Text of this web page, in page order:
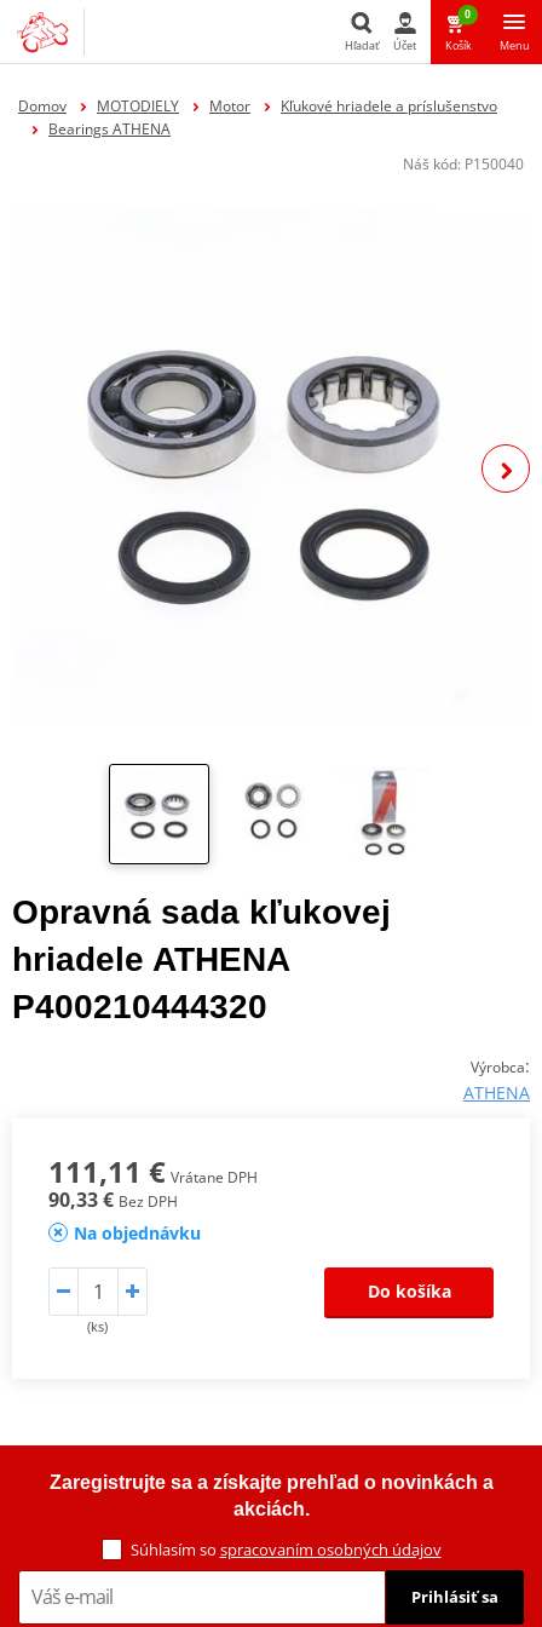
Hľadať
Hľadať Účet
0
Košík Menu
Domov MOTODIELY Motor
Kľukové hriadele a príslušenstvo
Bearings ATHENA
Náš kód: P150040
Opravná sada kľukovej
hriadele ATHENA
P400210444320
Výrobca:
ATHENA
111,11 € Vrátane DPH
90,33 € Bez DPH
Na objednávku
(ks)
Do košíka
Zaregistrujte sa a získajte prehľad o novinkách a
akciách.
Súhlasím so spracovaním osobných údajov
Prihlásiť sa